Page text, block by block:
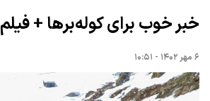
خبر خوب برای کوله‌برها + فیلم
۶ مهر ۱۴۰۲ - ۱۰:۵۱